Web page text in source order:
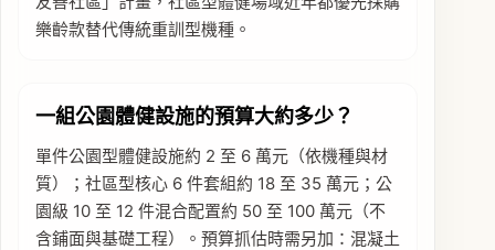
樂齡款替代傳統重訓型機種。
一組公園體健設施的預算大約多少？
單件公園型體健設施約 2 至 6 萬元（依機種與材
質）；社區型核心 6 件套組約 18 至 35 萬元；公
園級 10 至 12 件混合配置約 50 至 100 萬元（不
含鋪面與基礎工程）。預算抓估時需另加：混凝土